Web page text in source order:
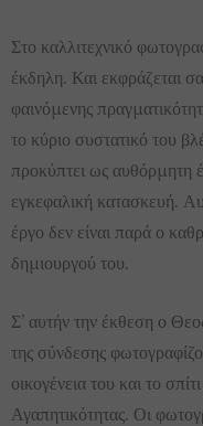
Στο καλλιτεχνικό
έκδηλη. Και εκφράζεται
φαινόμενης
το κύριο συστατικό του
προκύπτει ως αυθόρμητη
εγκεφαλική κατασκευή.
έργο δεν είναι παρά ο
δημιουργού του.
Σ’ αυτήν την έκθεση ο
της σύνδεσης
οικογένεια του και το
Αγαπητικότητας. Οι